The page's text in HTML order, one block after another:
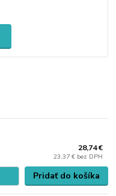
28,74 €
23,37 € bez DPH
Pridať do košíka